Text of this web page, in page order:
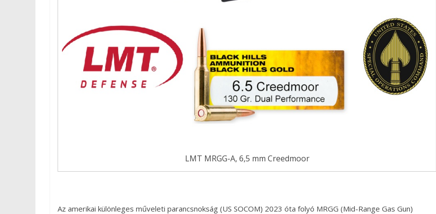
LMT MRGG-A, 6,5 mm Creedmoor
Az amerikai különleges műveleti parancsnokság (US SOCOM) 2023 óta folyó MRGG (Mid-Range Gas Gun)